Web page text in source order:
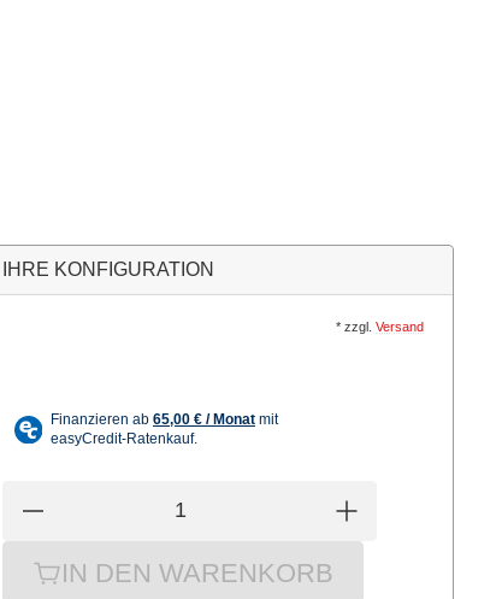
IHRE KONFIGURATION
* zzgl. Versand
IN DEN WARENKORB